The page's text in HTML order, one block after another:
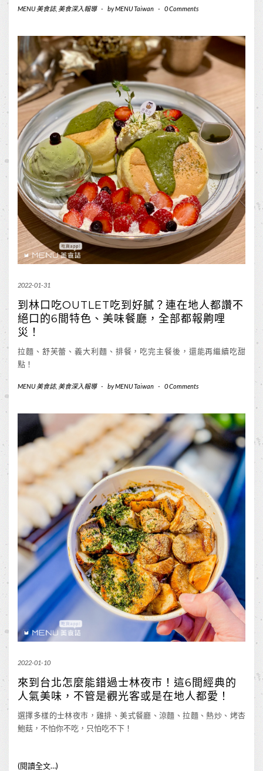
MENU 美食誌, 美食深入報導 - byMENU Taiwan - 0 Comments
2022-01-31
到林口吃OUTLET吃到好膩？連在地人都讚不
絕口的6間特色、美味餐廳，全部都報齁哩
災！
拉麵、舒芙蕾、義大利麵、排餐，吃完主餐後，還能再繼續吃甜
點！
MENU 美食誌, 美食深入報導 - byMENU Taiwan - 0 Comments
2022-01-10
來到台北怎麼能錯過士林夜市！這6間經典的
人氣美味，不管是觀光客或是在地人都愛！
選擇多樣的士林夜市，雞排、美式餐廳、涼麵、拉麵、熱炒、烤杏
鮑菇，不怕你不吃，只怕吃不下！
(閱讀全文…)